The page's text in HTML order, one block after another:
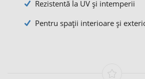
Rezistentă la UV și intemperii
Pentru spații interioare și